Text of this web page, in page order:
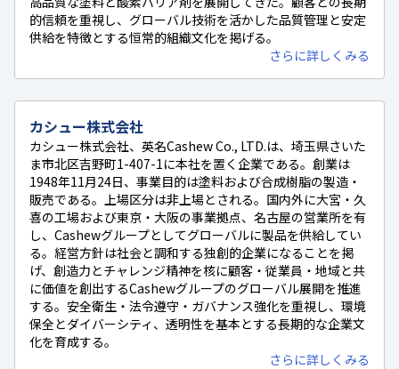
的信頼を重視し、グローバル技術を活かした品質管理と安定
供給を特徴とする恒常的組織文化を掲げる。
さらに詳しくみる
カシュー株式会社
カシュー株式会社、英名Cashew Co., LTD.は、埼玉県さいた
ま市北区吉野町1-407-1に本社を置く企業である。創業は
1948年11月24日、事業目的は塗料および合成樹脂の製造・
販売である。上場区分は非上場とされる。国内外に大宮・久
喜の工場および東京・大阪の事業拠点、名古屋の営業所を有
し、Cashewグループとしてグローバルに製品を供給してい
る。経営方針は社会と調和する独創的企業になることを掲
げ、創造力とチャレンジ精神を核に顧客・従業員・地域と共
に価値を創出するCashewグループのグローバル展開を推進
する。安全衛生・法令遵守・ガバナンス強化を重視し、環境
保全とダイバーシティ、透明性を基本とする長期的な企業文
化を育成する。
さらに詳しくみる